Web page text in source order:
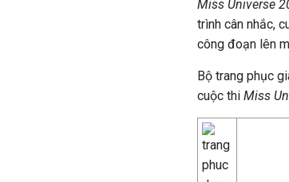
Miss Universe
trình cân nhắc,
công đoạn lên
Bộ trang phục
cuộc thi Miss